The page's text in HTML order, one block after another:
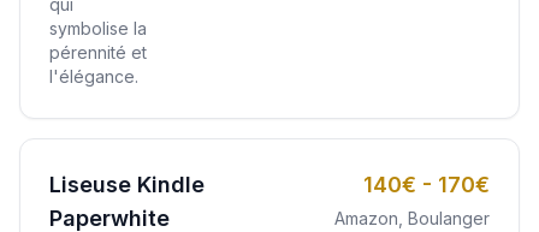
qui
symbolise la
pérennité et
l'élégance.
Liseuse Kindle
Paperwhite
140€ - 170€
Amazon, Boulanger